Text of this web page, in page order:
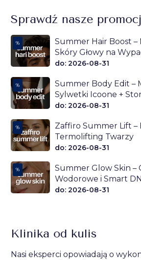
Sprawdź nasze
%
Summer Hair Boost –
Skóry Głowy na
do: 2026-08-31
%
Summer Body Edit –
Sylwetki Icoone +
do: 2026-08-31
%
Zaffiro Summer Lift –
Termolifting Twarzy
do: 2026-08-31
%
Summer Glow Skin –
Wodorowe i Smart
do: 2026-08-31
Klinika od kulis
Nasi eksperci opowiadają o